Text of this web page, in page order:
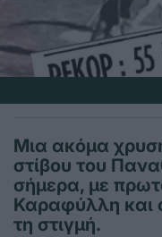
Μια ακόμα
στίβου του
σήμερα, με
Καραφύλλη και
τη στιγμή.